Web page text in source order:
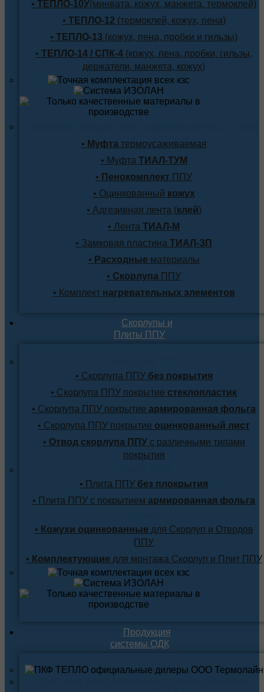
• ТЕПЛО-10У(минвата, кожух, манжета, термоклей)
• ТЕПЛО-12 (термоклей, кожух, пена)
• ТЕПЛО-13 (кожух, пена, пробки и гильзы)
• ТЕПЛО-14 / СПК-4 (кожух, пена, пробки, гильзы,
держатели, манжета, кожух)
• Муфтатермоусаживаемая
• Муфта ТИАЛ-ТУМ
• Пенокомплект ППУ
• Оцинкованный кожух
• Адгезивная лента (клей)
• Лента ТИАЛ-М
• Замковая пластина ТИАЛ-ЗП
• Расходные материалы
• Скорлупа ППУ
• Комплектнагревательных элементов
Скорлупы и
Плиты ППУ
• Скорлупа ППУбез покрытия
• Скорлупа ППУ покрытие стеклопластик
• Скорлупа ППУ покрытие армированная фольга
• Скорлупа ППУ покрытие оцинкованный лист
• Отвод скорлупа ППУс различными типами
покрытия
• Плита ППУ без плокрытия
• Плита ППУ с покрытием армированная фольга
• Кожухи оцинкованные для Скорлуп и Отводов
ППУ
• Комплектующие для монтажа Скорлуп и Плит ППУ
Продукция
системы ОДК